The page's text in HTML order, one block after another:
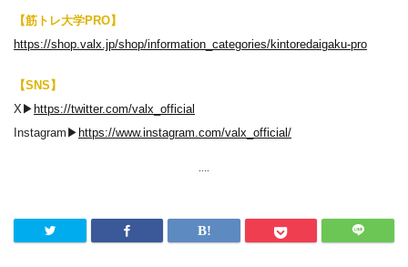
【筋トレ大学PRO】
https://shop.valx.jp/shop/information_categories/kintoredaigaku-pro
【SNS】
X▶︎ https://twitter.com/valx_official
Instagram▶︎ https://www.instagram.com/valx_official/
....